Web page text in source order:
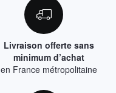
Livraison offerte sans
minimum d’achat
en France métropolitaine